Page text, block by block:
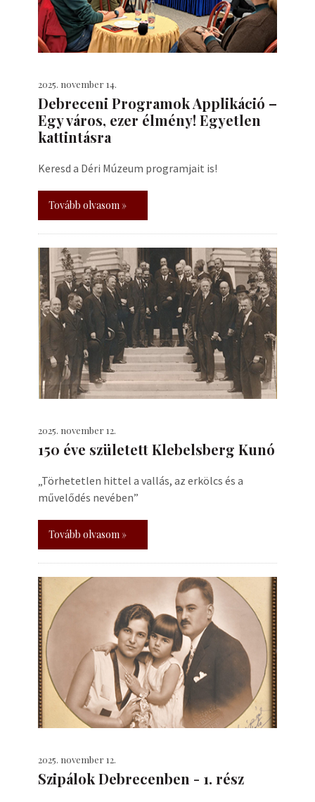
2025. november 14.
Debreceni Programok Applikáció –
Egy város, ezer élmény! Egyetlen
kattintásra
Keresd a Déri Múzeum programjait is!
Tovább olvasom »
2025. november 12.
150 éve született Klebelsberg Kunó
„Törhetetlen hittel a vallás, az erkölcs és a
művelődés nevében”
Tovább olvasom »
2025. november 12.
Szipálok Debrecenben - 1. rész